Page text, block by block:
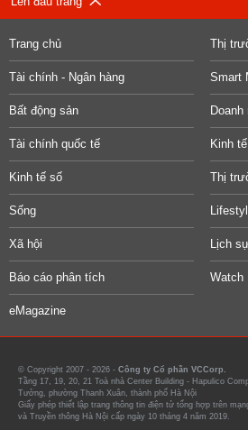
Trang chủ Thị
Tài chính - Ngân hàng Smart
Bất động sản Doanh
Tài chính quốc tế Kinh
Kinh tế số Thị
Sống
Xã hội Lịch
Báo cáo phân tích Watch
eMagazine
© Copyright 2007 - 2026 - Công ty Cổ phần VCCorp.
Tầng 17, 19, 20, 21 Toà nhà Center Building - Hapulico
Tưởng, phường Thanh Xuân, thành phố Hà Nội
Giấy phép thiết lập trang thông tin điện tử tổng hợp trên
và Truyền thông Hà Nội cấp ngày 10 tháng 4 năm 2019.